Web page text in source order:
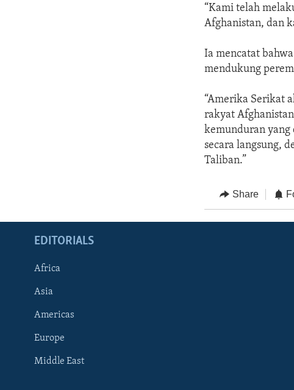
“Kami telah
Afghanistan, dan
Ia mencatat
mendukung
“Amerika Serikat
rakyat
kemunduran
secara langsung,
Taliban.”
Share
EDITORIALS
Africa
Asia
Americas
Europe
Middle East